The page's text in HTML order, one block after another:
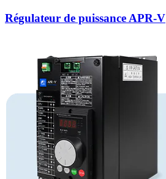
Régulateur de puissance APR-V